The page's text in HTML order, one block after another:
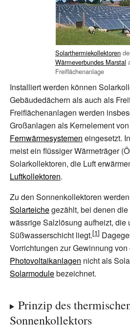
Solarthermiekollektoren
Wärmeverbundes Marstal
Freiflächenanlage
Installiert werden können
Gebäudedächern als auch als
Freiflächenanlagen werden
Großanlagen als Kernelement von
Fernwärmesystemen eingesetzt.
meist ein flüssiger Wärmeträger
Solarkollektoren, die Luft
Luftkollektoren.
Zu den Sonnenkollektoren
Solarteichegezählt, bei denen
wässrige Salzlösung aufheizt, die
Süßwasserschicht liegt.
Vorrichtungen zur Gewinnung
Photovoltaikanlagen nicht als
Solarmodulebezeichnet.
Prinzip des
Sonnenkollektors